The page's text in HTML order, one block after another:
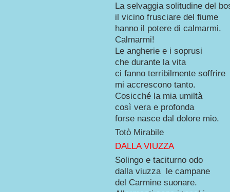
La selvaggia solitudine del
il vicino frusciare del fiume
hanno il potere di calmarmi.
Calmarmi!
Le angherie e i soprusi
che durante la vita
ci fanno terribilmente soffrire
mi accrescono tanto.
Cosicché la mia umiltà
così vera e profonda
forse nasce dal dolore mio.
Totò Mirabile
DALLA VIUZZA
Solingo e taciturno odo
dalla viuzza le campane
del Carmine suonare.